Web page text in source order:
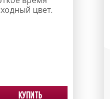
цвет.
Купить